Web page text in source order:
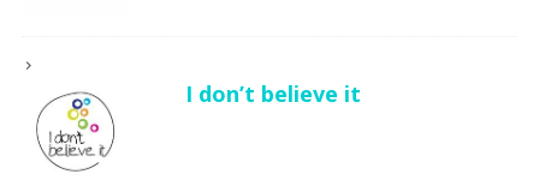
I don’t believe it